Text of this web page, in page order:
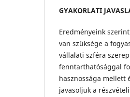
GYAKORLATI
Eredményeink
van szüksége a
vállalati szféra
fenntarthatósággal
hasznossága mellett
javasoljuk a